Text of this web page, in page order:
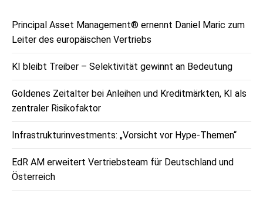
Principal Asset Management® ernennt Daniel Maric zum
Leiter des europäischen Vertriebs
KI bleibt Treiber – Selektivität gewinnt an Bedeutung
Goldenes Zeitalter bei Anleihen und Kreditmärkten, KI als
zentraler Risikofaktor
Infrastrukturinvestments: „Vorsicht vor Hype-Themen“
EdR AM erweitert Vertriebsteam für Deutschland und
Österreich